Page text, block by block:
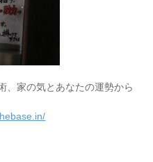
、家の気とあなたの運勢から